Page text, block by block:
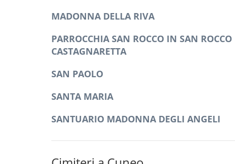
MADONNA DELLA RIVA
PARROCCHIA SAN ROCCO IN SAN ROCCO
CASTAGNARETTA
SAN PAOLO
SANTA MARIA
SANTUARIO MADONNA DEGLI ANGELI